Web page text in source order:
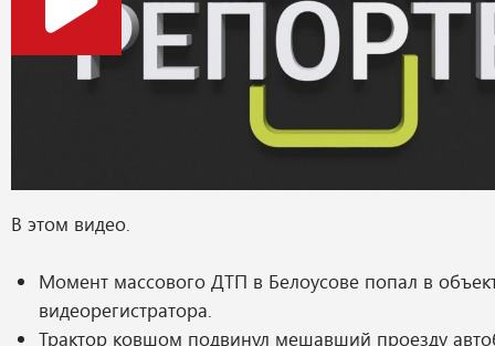
В этом видео.
Момент массового ДТП в Белоусове попал в
видеорегистратора.
Трактор ковшом подвинул мешавший проезду